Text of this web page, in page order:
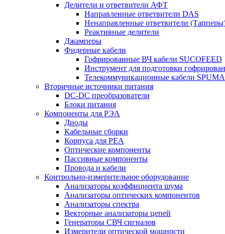
Делители и ответвители АФТ
Направленные ответвители DAS
Ненаправленные ответвители
Реактивные делители
Джамперы
Фидерные кабели
Гофрированные ВЧ кабели SUCOFEED
Инструмент для подготовки
Телекоммуникационные кабели SPUMA
Вторичные источники питания
DC-DC преобразователи
Блоки питания
Компоненты для РЭА
Диоды
Кабельные сборки
Корпуса для РЕА
Оптические компоненты
Пассивные компоненты
Провода и кабели
Контрольно-измерительное оборудование
Анализаторы коэффициента шума
Анализаторы оптических компонентов
Анализаторы спектра
Векторные анализаторы цепей
Генераторы СВЧ сигналов
Измерители оптической мощности